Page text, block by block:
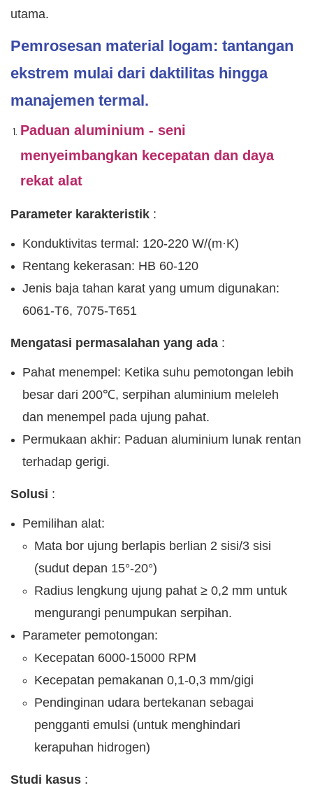
utama.
Pemrosesan material logam: tantangan
ekstrem mulai dari daktilitas hingga
manajemen termal.
Paduan aluminium - seni
menyeimbangkan kecepatan dan daya
rekat alat
Parameter karakteristik :
Konduktivitas termal: 120-220 W/(m·K)
Rentang kekerasan: HB 60-120
Jenis baja tahan karat yang umum digunakan:
6061-T6, 7075-T651
Mengatasi permasalahan yang ada :
Pahat menempel: Ketika suhu pemotongan lebih
besar dari 200℃, serpihan aluminium meleleh
dan menempel pada ujung pahat.
Permukaan akhir: Paduan aluminium lunak rentan
terhadap gerigi.
Solusi :
Pemilihan alat:
Mata bor ujung berlapis berlian 2 sisi/3 sisi
(sudut depan 15°-20°)
Radius lengkung ujung pahat ≥ 0,2 mm untuk
mengurangi penumpukan serpihan.
Parameter pemotongan:
Kecepatan 6000-15000 RPM
Kecepatan pemakanan 0,1-0,3 mm/gigi
Pendinginan udara bertekanan sebagai
pengganti emulsi (untuk menghindari
kerapuhan hidrogen)
Studi kasus :